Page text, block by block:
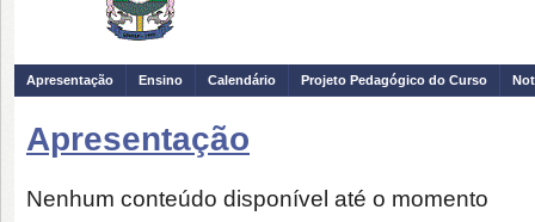
Apresentação Ensino Calendário Projeto Pedagógico do Curso
Apresentação
Nenhum conteúdo disponível até o momento